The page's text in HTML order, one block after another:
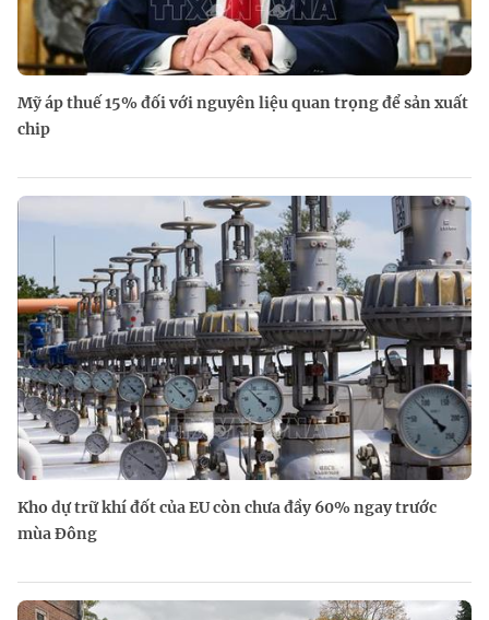
Mỹ áp thuế 15% đối với nguyên liệu quan trọng để sản xuất
chip
Kho dự trữ khí đốt của EU còn chưa đầy 60% ngay trước
mùa Đông